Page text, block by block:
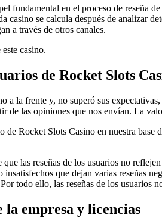
fundamental en el proceso de reseña
casino se calcula después de analizar
a través de otros canales.
este casino.
de Rocket Slots
a la frente y, no superó sus expectativas,
de las opiniones que nos envían. La
de Rocket Slots Casino en nuestra
las reseñas de los usuarios no
que dejan varias reseñas
todo ello, las reseñas de los usuarios
la empresa y licencias